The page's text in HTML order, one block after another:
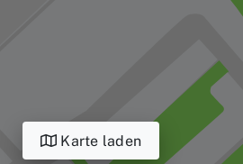
Karte laden